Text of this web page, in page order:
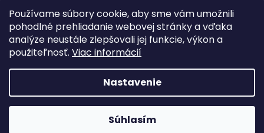
Používame súbory cookie, aby sme vám umožnili
pohodlné prehliadanie webovej stránky a vďaka
analýze neustále zlepšovali jej funkcie, výkon a
použiteľnosť. Viac informácií
Nastavenie
Súhlasím
Webhop je v testovacej prevádzke A webshop teszt
Vytvoril Shoptet
FOCUSMUSIC. Všetky práva vyhradené.